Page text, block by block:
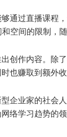
通过直播课程
空间的限制，随
创作内容。除
也赚取到额外收
企业家的社会
络学习趋势的